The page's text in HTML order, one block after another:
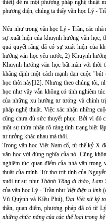
thiết) đẻ ra một phương pháp nghệ thuật
phương diện, chúng ta thấy văn học Lý -
Nếu như trong văn học Lý - Trần, các
sự xuất hiện của khuynh hướng văn
quả quyết rằng đã có sự xuất hiện của
hướng văn học yêu nước; 2) Khuynh
Khuynh hướng văn học bất mãn với thời
khẳng định một cách mạnh dạn cuộc
học thời này[12]. Nhưng theo chúng tôi,
học như vậy vẫn không có tính nghiêm
của những xu hướng tư tưởng và chính
pháp nghệ thuật. Việc xác nhận những
cũng chưa đủ sức thuyết phục. Bởi vì đó
một sự thừa nhận rõ ràng tình trạng biệt
tư tưởng khác nhau mà thôi.
Trong văn học Việt Nam cổ, từ thế kỷ X
văn học với đúng nghĩa của nó. Cũng
nghiêm túc quan điểm của nhà văn trong
thuật của mình. Từ thơ trữ tình của
xuôi tự sự như Thánh Tông di thảo, Lam
của văn học Lý - Trần như Việt điện u linh
Vũ Quỳnh và Kiều Phú),Đại Việt sử ký
thần, quan điểm, phương pháp đã có từ
những chức năng của các thể loại trong